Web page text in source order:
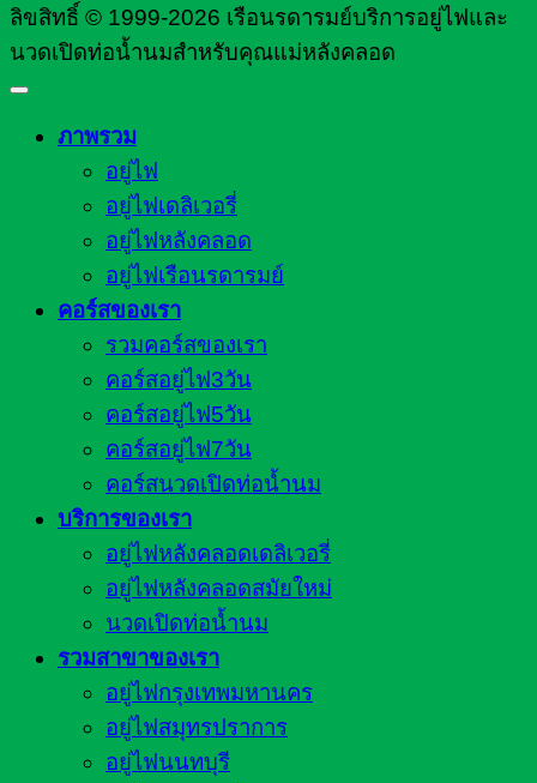
ลิขสิทธิ์ © 1999-2026 เรือนรดารมย์บริการอยู่ไฟและ
นวดเปิดท่อน้ำนมสำหรับคุณแม่หลังคลอด
ภาพรวม
อยู่ไฟ
อยู่ไฟเดลิเวอรี่
อยู่ไฟหลังคลอด
อยู่ไฟเรือนรดารมย์
คอร์สของเรา
รวมคอร์สของเรา
คอร์สอยู่ไฟ3วัน
คอร์สอยู่ไฟ5วัน
คอร์สอยู่ไฟ7วัน
คอร์สนวดเปิดท่อน้ำนม
บริการของเรา
อยู่ไฟหลังคลอดเดลิเวอรี่
อยู่ไฟหลังคลอดสมัยใหม่
นวดเปิดท่อน้ำนม
รวมสาขาของเรา
อยู่ไฟกรุงเทพมหานคร
อยู่ไฟสมุทรปราการ
อยู่ไฟนนทบุรี